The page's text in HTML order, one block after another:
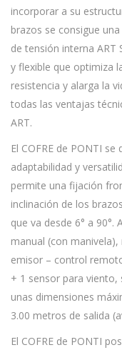
incorporar a su
brazos se consigue
de tensión interna ART
y flexible que optimiza
resistencia y alarga la
todas las ventajas
ART.
El COFRE de PONTI
adaptabilidad y
permite una fijación
inclinación de los
que va desde 6° a
manual (con
emisor – control
+ 1 sensor para viento,
unas dimensiones
3.00 metros de salida
El COFRE de PONTI